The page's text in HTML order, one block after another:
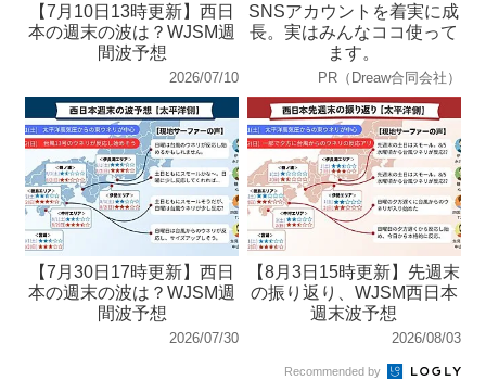
【7月10日13時更新】西日
本の週末の波は？WJSM週
間波予想
2026/07/10
SNSアカウントを着実に成
長。実はみんなココ使って
ます。
PR（Dreaw合同会社）
【7月30日17時更新】西日
本の週末の波は？WJSM週
間波予想
2026/07/30
【8月3日15時更新】先週末
の振り返り、WJSM西日本
週末波予想
2026/08/03
Recommended by